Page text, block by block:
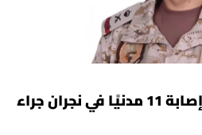
اللواء الركن المالكي: إصابة 11 مدنيًا في نجران جراء